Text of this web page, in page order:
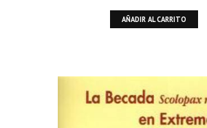
AÑADIR AL CARRITO